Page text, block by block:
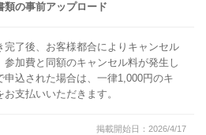
の事前アップロード
完了後、お客様都合によりキャンセル
参加費と同額のキャンセル料が発生し
申込された場合は、一律1,000円のキ
お支払いいただきます。
掲載開始日：2026/4/17